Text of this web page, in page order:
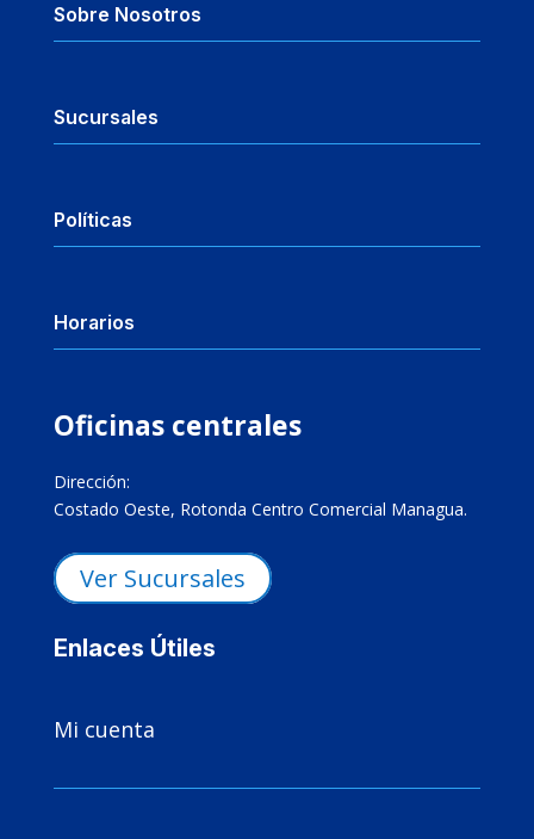
Sobre Nosotros
Sucursales
Políticas
Horarios
Oficinas centrales
Dirección:
Costado Oeste, Rotonda Centro Comercial Managua.
Ver Sucursales
Enlaces Útiles
Mi cuenta